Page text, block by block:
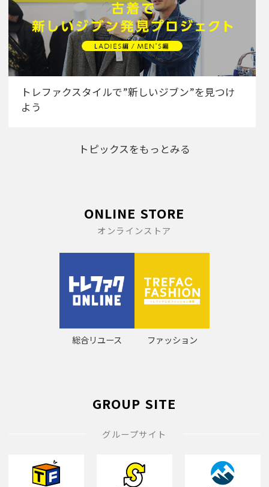
トレファクスタイルで”新しいジブン”を見つけ
よう
トピックスをもっとみる
ONLINE STORE
オンラインストア
総合リユース ファッション
GROUP SITE
グループサイト